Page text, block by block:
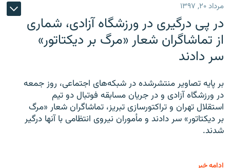
مرداد ۲۰, ۱۳۹۷
در پی درگیری در ورزشگاه آزادی، شماری
از تماشاگران شعار «مرگ بر دیکتاتور»
سر دادند
بر پایه تصاویر منتشرشده در شبکه‌های اجتماعی، روز جمعه
در ورزشگاه آزادی و در جریان مسابقه فوتبال دو تیم
استقلال تهران و تراکتورسازی تبریز، تماشاگران شعار «مرگ
بر دیکتاتور» سر دادند و مأموران نیروی انتظامی با آنها درگیر
شدند.